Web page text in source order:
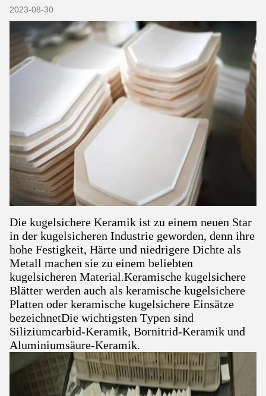
2023-08-30
Die kugelsichere Keramik ist zu einem neuen Star
in der kugelsicheren Industrie geworden, denn ihre
hohe Festigkeit, Härte und niedrigere Dichte als
Metall machen sie zu einem beliebten
kugelsicheren Material.Keramische kugelsichere
Blätter werden auch als keramische kugelsichere
Platten oder keramische kugelsichere Einsätze
bezeichnetDie wichtigsten Typen sind
Siliziumcarbid-Keramik, Bornitrid-Keramik und
Aluminiumsäure-Keramik.